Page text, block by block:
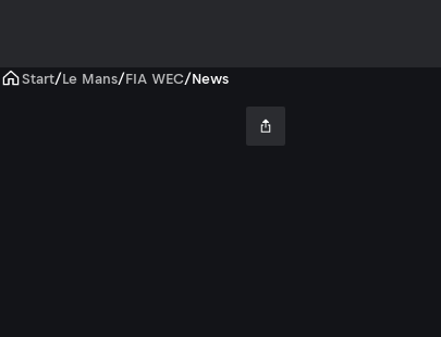
Start/Le Mans/FIA WEC/News